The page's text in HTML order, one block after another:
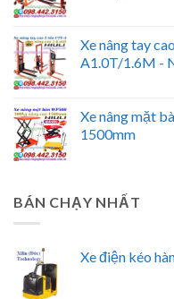
Xe nâng tay
A1.0T/1.6M -
Xe nâng mặt
1500mm
BÁN CHẠY NHẤT
Xe điện kéo